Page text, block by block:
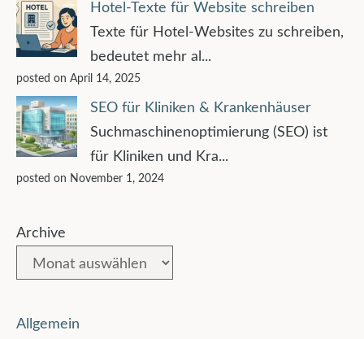
Hotel-Texte für Website schreiben
Texte für Hotel-Websites zu schreiben,
bedeutet mehr al...
posted on April 14, 2025
SEO für Kliniken & Krankenhäuser
Suchmaschinenoptimierung (SEO) ist
für Kliniken und Kra...
posted on November 1, 2024
Archive
Allgemein